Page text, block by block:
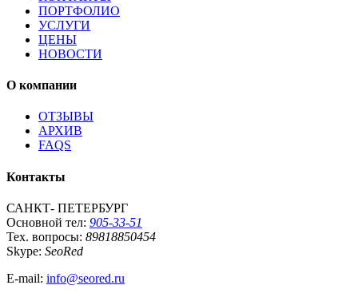
ПОРТФОЛИО
УСЛУГИ
ЦЕНЫ
НОВОСТИ
О компании
ОТЗЫВЫ
АРХИВ
FAQS
Контакты
САНКТ- ПЕТЕРБУРГ
Основной тел: 905-33-51
Тех. вопросы: 89818850454
Skype: SeoRed
E-mail: info@seored.ru